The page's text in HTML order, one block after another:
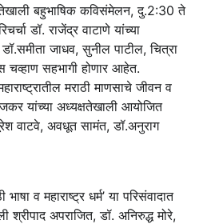
बहुभाषिक कविसंमेलन, दु.2:30 ते
डॉ. राजेंद्र वाटाणे यांच्या
जाधव, सुनील पाटील, चित्रा
चव्हाण सहभागी होणार आहेत.
मराठी माणसाचे जीवन व
यांच्या अध्यक्षतेखाली आयोजित
वाटवे, अवधूत सामंत, डॉ.अनुराग
व महाराष्ट्र धर्म’ या परिसंवादात
श्रीपाद अपराजित, डॉ. अनिरुद्ध मोरे,